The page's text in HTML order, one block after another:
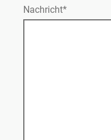
Nachricht*